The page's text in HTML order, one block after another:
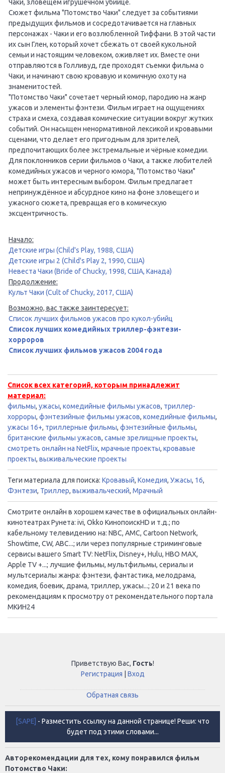
Чаки, зловещем игрушечном убийце.
Сюжет фильма "Потомство Чаки" следует за событиями
предыдущих фильмов и сосредотачивается на главных
персонажах - Чаки и его возлюбленной Тиффани. В этой части
их сын Глен, который хочет сбежать от своей кукольной
семьи и настоящим человеком, оживляет их. Вместе они
отправляются в Голливуд, где проходят съемки фильма о
Чаки, и начинают свою кровавую и комичную охоту на
знаменитостей.
"Потомство Чаки" сочетает черный юмор, пародию на жанр
ужасов и элементы фэнтези. Фильм играет на ощущениях
страха и смеха, создавая комические ситуации вокруг жутких
событий. Он насыщен ненормативной лексикой и кровавыми
сценами, что делает его пригодным для зрителей,
предпочитающих более экстремальные и чёрные комедии.
Для поклонников серии фильмов о Чаки, а также любителей
комедийных ужасов и черного юмора, "Потомство Чаки"
может быть интересным выбором. Фильм предлагает
непринуждённое и абсурдное кино на фоне зловещего и
ужасного сюжета, превращая его в комическую
эксцентричность.
Начало:
Детские игры (Child's Play, 1988, США)
Детские игры 2 (Child's Play 2, 1990, США)
Невеста Чаки (Bride of Chucky, 1998, США, Канада)
Продолжение:
Культ Чаки (Cult of Chucky, 2017, США)
Возможно, вас также заинтересует:
Список лучших фильмов ужасов про кукол-убийц
Список лучших комедийных триллер-фэнтези-
хорроров
Список лучших фильмов ужасов 2004 года
Список всех категорий, которым принадлежит
материал:
фильмы, ужасы, комедийные фильмы ужасов, триллер-
хорроры, фэнтезийные фильмы ужасов, комедийные фильмы,
ужасы 16+, триллерные фильмы, фэнтезийные фильмы,
британские фильмы ужасов, самые зрелищные проекты,
смотреть онлайн на NetFlix, мрачные проекты, кровавые
проекты, выживальческие проекты
Теги материала для поиска: Кровавый, Комедия, Ужасы, 16,
Фэнтези, Триллер, выживальческий, Мрачный
Смотрите онлайн в хорошем качестве в официальных онлайн-
кинотеатрах Рунета: ivi, Okko КинопоискHD и т.д.; по
кабельному телевидению на: NBC, AMC, Cartoon Network,
Showtime, CW, ABC...; или через популярные стриминговые
сервисы вашего Smart TV: NetFlix, Disney+, Hulu, HBO MAX,
Apple TV +...; лучшие фильмы, мультфильмы, сериалы и
мультсериалы жанра: фэнтези, фантастика, мелодрама,
комедия, боевик, драма, триллер, ужасы...; 20 и 21 века по
рекомендациям к просмотру от рекомендательного портала
МКИН24
Приветствую Вас, Гость!
Регистрация
Вход
Обратная связь
[SAPE] - Разместить ссылку на данной странице! Реши: что
будет под этими словами...
Авторекомендации для тех, кому понравился фильм
Потомство Чаки: